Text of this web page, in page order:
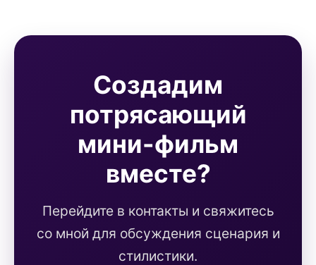
Создадим
потрясающий
мини-фильм
вместе?
Перейдите в контакты и свяжитесь
со мной для обсуждения сценария и
стилистики.